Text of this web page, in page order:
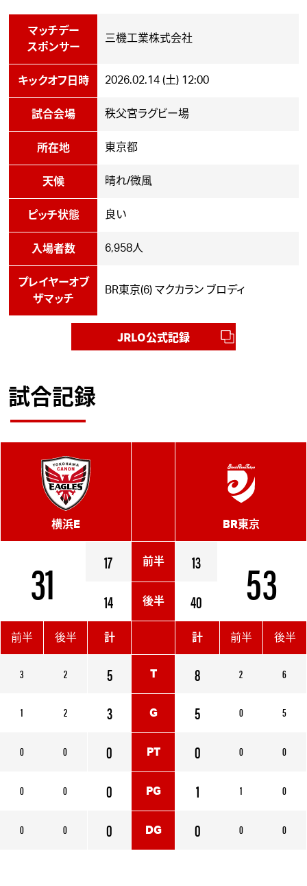
マッチデー
スポンサー
三機工業株式会社
キックオフ日時 2026.02.14 (土) 12:00
試合会場 秩父宮ラグビー場
所在地 東京都
天候 晴れ/微風
ピッチ状態 良い
入場者数 6,958人
プレイヤーオブ
ザマッチ
BR東京(6) マクカラン ブロディ
JRLO公式記録
試合記録
横浜E BR東京
31 17 前半 13 53
14 後半 40
前半 後半
3 2
1 2
0 0
0 0
0 0
計 計
5 T
8
3
G
5
0
PT
0
0
PG
1
0
DG 0
前半 後半
2 6
0 5
0 0
1 0
0 0